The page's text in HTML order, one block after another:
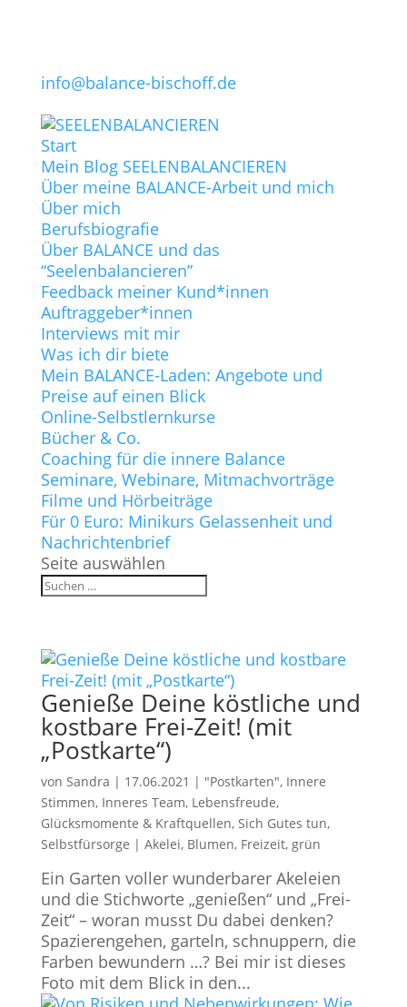
info@balance-bischoff.de
Start
Mein Blog SEELENBALANCIEREN
Über meine BALANCE-Arbeit und mich
Über mich
Berufsbiografie
Über BALANCE und das
“Seelenbalancieren”
Feedback meiner Kund*innen
Auftraggeber*innen
Interviews mit mir
Was ich dir biete
Mein BALANCE-Laden: Angebote und
Preise auf einen Blick
Online-Selbstlernkurse
Bücher & Co.
Coaching für die innere Balance
Seminare, Webinare, Mitmachvorträge
Filme und Hörbeiträge
Für 0 Euro: Minikurs Gelassenheit und
Nachrichtenbrief
Seite auswählen
Genieße Deine köstliche und
kostbare Frei-Zeit! (mit
„Postkarte“)
von Sandra | 17.06.2021 | "Postkarten", Innere
Stimmen, Inneres Team, Lebensfreude,
Glücksmomente & Kraftquellen, Sich Gutes tun,
Selbstfürsorge | Akelei, Blumen, Freizeit, grün
Ein Garten voller wunderbarer Akeleien
und die Stichworte „genießen“ und „Frei-
Zeit“ – woran musst Du dabei denken?
Spazierengehen, garteln, schnuppern, die
Farben bewundern …? Bei mir ist dieses
Foto mit dem Blick in den...